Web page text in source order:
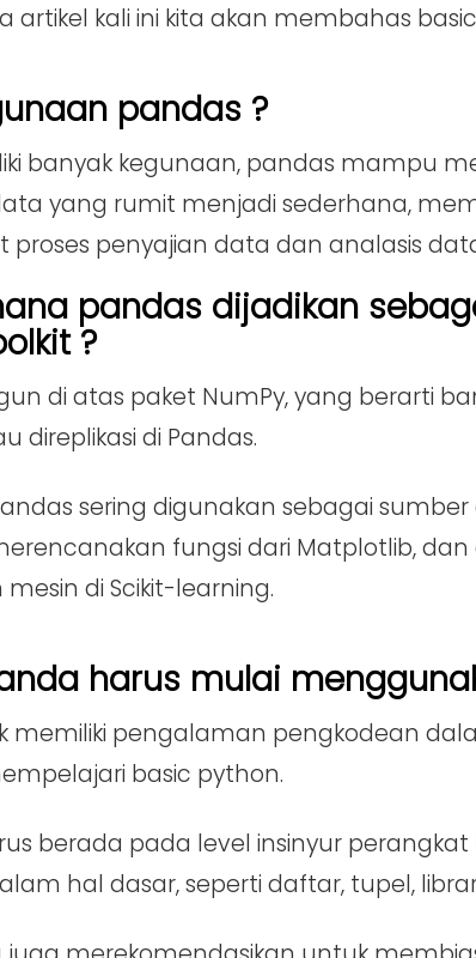
artikel kali ini kita akan membahas
pandas ?
banyak kegunaan, pandas mampu
yang rumit menjadi sederhana,
penyajian data dan analasis
pandas dijadikan
?
di atas paket NumPy, yang berarti
direplikasi di Pandas.
sering digunakan sebagai sumber
fungsi dari Matplotlib,
di Scikit-learning.
harus mulai
memiliki pengalaman pengkodean
basic python.
berada pada level insinyur
hal dasar, seperti daftar, tupel,